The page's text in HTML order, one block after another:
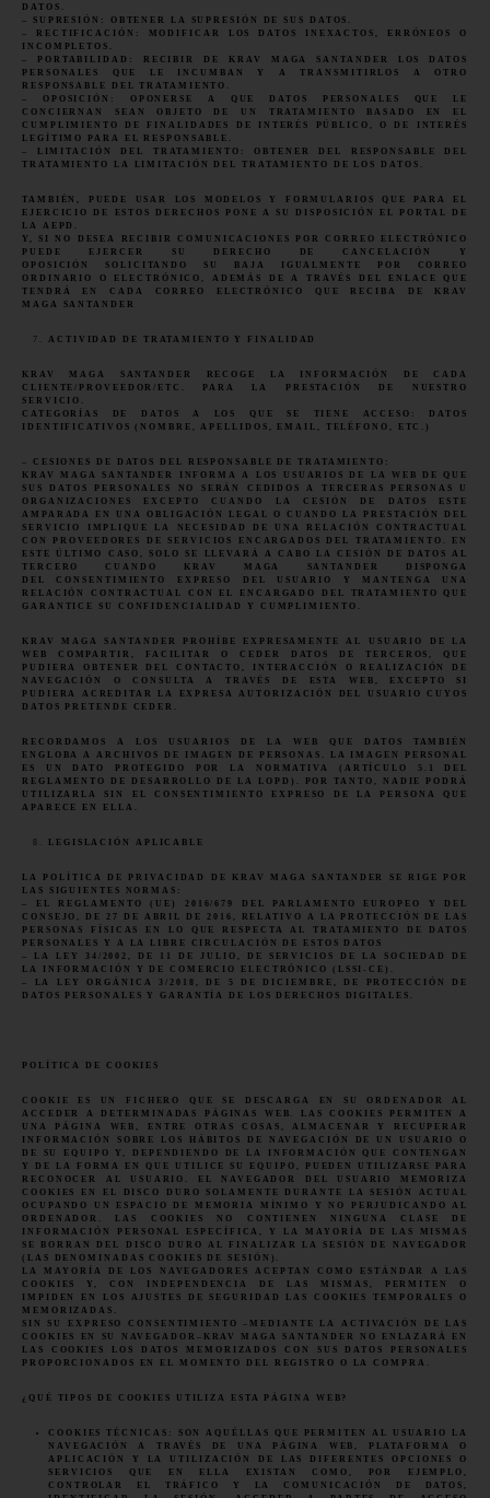
DATOS.
– SUPRESIÓN: OBTENER LA SUPRESIÓN DE SUS DATOS.
– RECTIFICACIÓN: MODIFICAR LOS DATOS INEXACTOS, ERRÓNEOS O
INCOMPLETOS.
– PORTABILIDAD: RECIBIR DE KRAV MAGASANTANDER
LOS DATOS
PERSONALES QUE LE INCUMBAN Y A TRANSMITIRLOS A OTRO
RESPONSABLE DEL TRATAMIENTO.
– OPOSICIÓN: OPONERSE A QUE DATOS PERSONALES QUE LE
CONCIERNAN SEAN OBJETO DE UN TRATAMIENTO BASADO EN EL
CUMPLIMIENTO DE FINALIDADES DE INTERÉS PÚBLICO, O DE INTERÉS
LEGÍTIMO PARA EL RESPONSABLE.
– LIMITACIÓN DEL TRATAMIENTO: OBTENER DEL RESPONSABLE DEL
TRATAMIENTO LA LIMITACIÓN DEL TRATAMIENTO DE LOS DATOS.
TAMBIÉN, PUEDE USAR LOS MODELOS Y FORMULARIOS QUE PARA EL
EJERCICIO DE ESTOS DERECHOS PONE A SU DISPOSICIÓN EL PORTAL DE
LA AEPD.
Y, SI NO DESEA RECIBIR COMUNICACIONES POR CORREO ELECTRÓNICO
PUEDE EJERCER SU DERECHO DE CANCELACIÓN Y
OPOSICIÓN SOLICITANDO SU BAJA IGUALMENTE POR CORREO
ORDINARIO O ELECTRÓNICO, ADEMÁS DE A TRAVÉS DEL ENLACE QUE
TENDRÁ EN CADA CORREO ELECTRÓNICO QUE RECIBA DE KRAV
MAGA SANTANDER
ACTIVIDAD DE TRATAMIENTO Y FINALIDAD
KRAV MAGA SANTANDER
RECOGE LA INFORMACIÓN DE CADA
CLIENTE/PROVEEDOR/ETC. PARA LA PRESTACIÓN DE NUESTRO
SERVICIO.
CATEGORÍAS DE DATOS A LOS QUE SE TIENE ACCESO: DATOS
IDENTIFICATIVOS (NOMBRE, APELLIDOS, EMAIL, TELÉFONO, ETC.)
– CESIONES DE DATOS DEL RESPONSABLE DE TRATAMIENTO:
KRAV MAGASANTANDER
INFORMA A LOS USUARIOS DE LA WEB DE QUE
SUS DATOS PERSONALES NO SERÁN CEDIDOS A TERCERAS PERSONAS U
ORGANIZACIONES EXCEPTO CUANDO LA CESIÓN DE DATOS ESTE
AMPARADA EN UNA OBLIGACIÓN LEGAL O CUANDO LA PRESTACIÓN DEL
SERVICIO IMPLIQUE LA NECESIDAD DE UNA RELACIÓN CONTRACTUAL
CON PROVEEDORES DE SERVICIOS ENCARGADOS DEL TRATAMIENTO. EN
ESTE ÚLTIMO CASO, SOLO SE LLEVARÁ A CABO LA CESIÓN DE DATOS AL
TERCERO CUANDO KRAV MAGA SANTANDER DISPONGA
DEL CONSENTIMIENTO EXPRESO DEL USUARIO Y MANTENGA UNA
RELACIÓN CONTRACTUAL CON EL ENCARGADO DEL TRATAMIENTO QUE
GARANTICE SU CONFIDENCIALIDAD Y CUMPLIMIENTO.
KRAV MAGASANTANDER
PROHÍBE EXPRESAMENTE AL USUARIO DE LA
WEB COMPARTIR, FACILITAR O CEDER DATOS DE TERCEROS, QUE
PUDIERA OBTENER DEL CONTACTO, INTERACCIÓN O REALIZACIÓN DE
NAVEGACIÓN O CONSULTA A TRAVÉS DE ESTA WEB, EXCEPTO SI
PUDIERA ACREDITAR LA EXPRESA AUTORIZACIÓN DEL USUARIO CUYOS
DATOS PRETENDE CEDER.
RECORDAMOS A LOS USUARIOS DE LA WEB QUE DATOS TAMBIÉN
ENGLOBA A ARCHIVOS DE IMAGEN DE PERSONAS. LA IMAGEN PERSONAL
ES UN DATO PROTEGIDO POR LA NORMATIVA (ARTÍCULO 5.1 DEL
REGLAMENTO DE DESARROLLO DE LA LOPD). POR TANTO, NADIE PODRÁ
UTILIZARLA SIN EL CONSENTIMIENTO EXPRESO DE LA PERSONA QUE
APARECE EN ELLA.
LEGISLACIÓN APLICABLE
LA POLÍTICA DE PRIVACIDAD DE KRAV MAGASANTANDER
SE RIGE POR
LAS SIGUIENTES NORMAS:
–
EL REGLAMENTO (UE) 2016/679 DEL PARLAMENTO EUROPEO Y DEL
CONSEJO, DE 27 DE ABRIL DE 2016, RELATIVO A LA PROTECCIÓN DE LAS
PERSONAS FÍSICAS EN LO QUE RESPECTA AL TRATAMIENTO DE DATOS
PERSONALES Y A LA LIBRE CIRCULACIÓN DE ESTOS DATOS
– LA
LEY 34/2002, DE 11 DE JULIO, DE SERVICIOS DE LA SOCIEDAD DE
LA INFORMACIÓN Y DE COMERCIO ELECTRÓNICO (LSSI-CE) .
– LA
LEY ORGÁNICA 3/2018, DE 5 DE DICIEMBRE, DE PROTECCIÓN DE
DATOS PERSONALES Y GARANTÍA DE LOS DERECHOS DIGITALES .
POLÍTICA DE COOKIES
COOKIE ES UN FICHERO QUE SE DESCARGA EN SU ORDENADOR AL
ACCEDER A DETERMINADAS PÁGINAS WEB. LAS COOKIES PERMITEN A
UNA PÁGINA WEB, ENTRE OTRAS COSAS, ALMACENAR Y RECUPERAR
INFORMACIÓN SOBRE LOS HÁBITOS DE NAVEGACIÓN DE UN USUARIO O
DE SU EQUIPO Y, DEPENDIENDO DE LA INFORMACIÓN QUE CONTENGAN
Y DE LA FORMA EN QUE UTILICE SU EQUIPO, PUEDEN UTILIZARSE PARA
RECONOCER AL USUARIO. EL NAVEGADOR DEL USUARIO MEMORIZA
COOKIES EN EL DISCO DURO SOLAMENTE DURANTE LA SESIÓN ACTUAL
OCUPANDO UN ESPACIO DE MEMORIA MÍNIMO Y NO PERJUDICANDO AL
ORDENADOR. LAS COOKIES NO CONTIENEN NINGUNA CLASE DE
INFORMACIÓN PERSONAL ESPECÍFICA, Y LA MAYORÍA DE LAS MISMAS
SE BORRAN DEL DISCO DURO AL FINALIZAR LA SESIÓN DE NAVEGADOR
(LAS DENOMINADAS COOKIES DE SESIÓN).
LA MAYORÍA DE LOS NAVEGADORES ACEPTAN COMO ESTÁNDAR A LAS
COOKIES Y, CON INDEPENDENCIA DE LAS MISMAS, PERMITEN O
IMPIDEN EN LOS AJUSTES DE SEGURIDAD LAS COOKIES TEMPORALES O
MEMORIZADAS.
SIN SU EXPRESO CONSENTIMIENTO –MEDIANTE LA ACTIVACIÓN DE LAS
COOKIES EN SU NAVEGADOR–KRAV MAGASANTANDER
NO ENLAZARÁ EN
LAS COOKIES LOS DATOS MEMORIZADOS CON SUS DATOS PERSONALES
PROPORCIONADOS EN EL MOMENTO DEL REGISTRO O LA COMPRA.
¿QUÉ TIPOS DE COOKIES UTILIZA ESTA PÁGINA WEB?
COOKIES TÉCNICAS: SON AQUÉLLAS QUE PERMITEN AL USUARIO LA
NAVEGACIÓN A TRAVÉS DE UNA PÁGINA WEB, PLATAFORMA O
APLICACIÓN Y LA UTILIZACIÓN DE LAS DIFERENTES OPCIONES O
SERVICIOS QUE EN ELLA EXISTAN COMO, POR EJEMPLO,
CONTROLAR EL TRÁFICO Y LA COMUNICACIÓN DE DATOS,